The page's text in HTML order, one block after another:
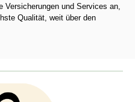
und Services an,
Qualität, weit über den